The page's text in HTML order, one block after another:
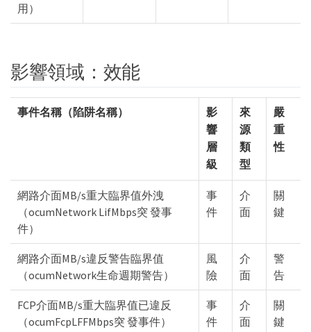
用）
影響領域：效能
事件名稱（陷阱名稱）
影
響
層
級
來
源
類
型
嚴
重
性
網路介面MB/s重大臨界值外洩
（ocumNetwork LifMbps突 發事
件）
事
件
介
面
關
鍵
網路介面MB/s違反警告臨界值
（ocumNetwork生命週期警告）
風
險
介
面
警
告
FCP介面MB/s重大臨界值已違反
（ocumFcpLFFMbps突 發事件）
事
件
介
面
關
鍵